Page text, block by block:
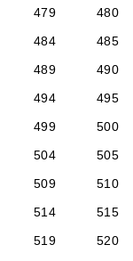
479
480
484
485
489
490
494
495
499
500
504
505
509
510
514
515
519
520